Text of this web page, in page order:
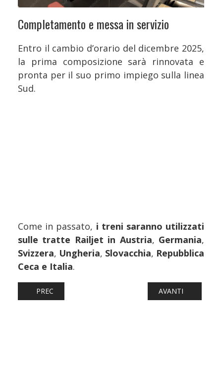
Completamento e messa in servizio
Entro il cambio d’orario del dicembre 2025,
la prima composizione sarà rinnovata e
pronta per il suo primo impiego sulla linea
Sud.
Come in passato, i treni saranno utilizzati
sulle tratte Railjet in Austria, Germania,
Svizzera, Ungheria, Slovacchia, Repubblica
Ceca e Italia.
ARTICOLO PRECEDENTE: FERROVIE: GATX CONSEGNA
PREC ARTICOLO
AVANTI